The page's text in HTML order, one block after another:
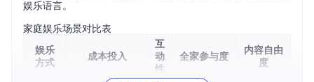
娱乐语言。
家庭娱乐场景对比表
娱乐
方式
成本投入
互
动
性
全家参与度
内容自由
度